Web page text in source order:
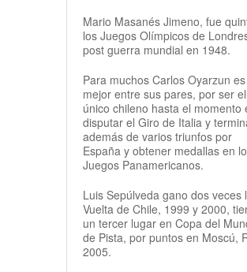
Mario Masanés Jimeno, fue
los Juegos Olímpicos de
post guerra mundial en 1948.
Para muchos Carlos Oyarzun
mejor entre sus pares, por ser el
único chileno hasta el momento
disputar el Giro de Italia y
además de varios triunfos por
España y obtener medallas en
Juegos Panamericanos.
Luis Sepúlveda gano dos veces
Vuelta de Chile, 1999 y 2000,
un tercer lugar en Copa del
de Pista, por puntos en Moscú,
2005.